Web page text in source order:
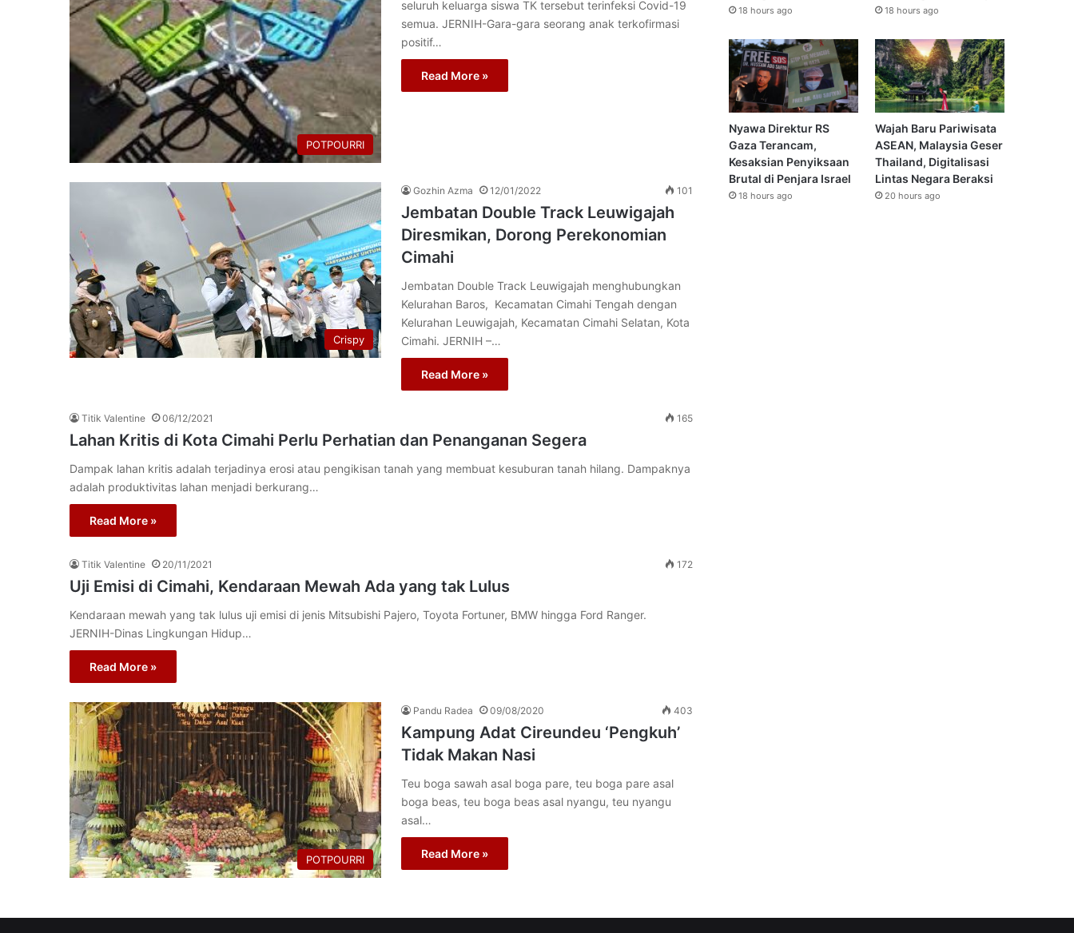
POTPOURRI
seluruh keluarga siswa TK tersebut terinfeksi Covid-19
semua. JERNIH-Gara-gara seorang anak terkofirmasi
positif…
Read More »
Crispy
Gozhin Azma 12/01/2022 101
Jembatan Double Track Leuwigajah
Diresmikan, Dorong Perekonomian
Cimahi
Jembatan Double Track Leuwigajah menghubungkan
Kelurahan Baros, Kecamatan Cimahi Tengah dengan
Kelurahan Leuwigajah, Kecamatan Cimahi Selatan, Kota
Cimahi. JERNIH –…
Read More »
Titik Valentine 06/12/2021 165
Lahan Kritis di Kota Cimahi Perlu Perhatian dan Penanganan Segera
Dampak lahan kritis adalah terjadinya erosi atau pengikisan tanah yang membuat kesuburan tanah hilang. Dampaknya
adalah produktivitas lahan menjadi berkurang…
Read More »
Titik Valentine 20/11/2021 172
Uji Emisi di Cimahi, Kendaraan Mewah Ada yang tak Lulus
Kendaraan mewah yang tak lulus uji emisi di jenis Mitsubishi Pajero, Toyota Fortuner, BMW hingga Ford Ranger.
JERNIH-Dinas Lingkungan Hidup…
Read More »
POTPOURRI
Pandu Radea 09/08/2020 403
Kampung Adat Cireundeu ‘Pengkuh’
Tidak Makan Nasi
Teu boga sawah asal boga pare, teu boga pare asal
boga beas, teu boga beas asal nyangu, teu nyangu
asal…
Read More »
18 hours ago 18 hours ago
Nyawa Direktur RS
Gaza Terancam,
Kesaksian Penyiksaan
Brutal di Penjara Israel
18 hours ago
Wajah Baru Pariwisata
ASEAN, Malaysia Geser
Thailand, Digitalisasi
Lintas Negara Beraksi
20 hours ago